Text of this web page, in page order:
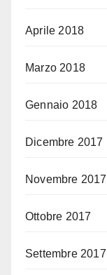
Aprile 2018
Marzo 2018
Gennaio 2018
Dicembre 2017
Novembre 2017
Ottobre 2017
Settembre 2017